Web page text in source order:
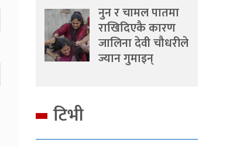
नुन र चामल पातमा
राखिदिएकै कारण
जालिना देवी चौधरीले
ज्यान गुमाइन्
टिभी